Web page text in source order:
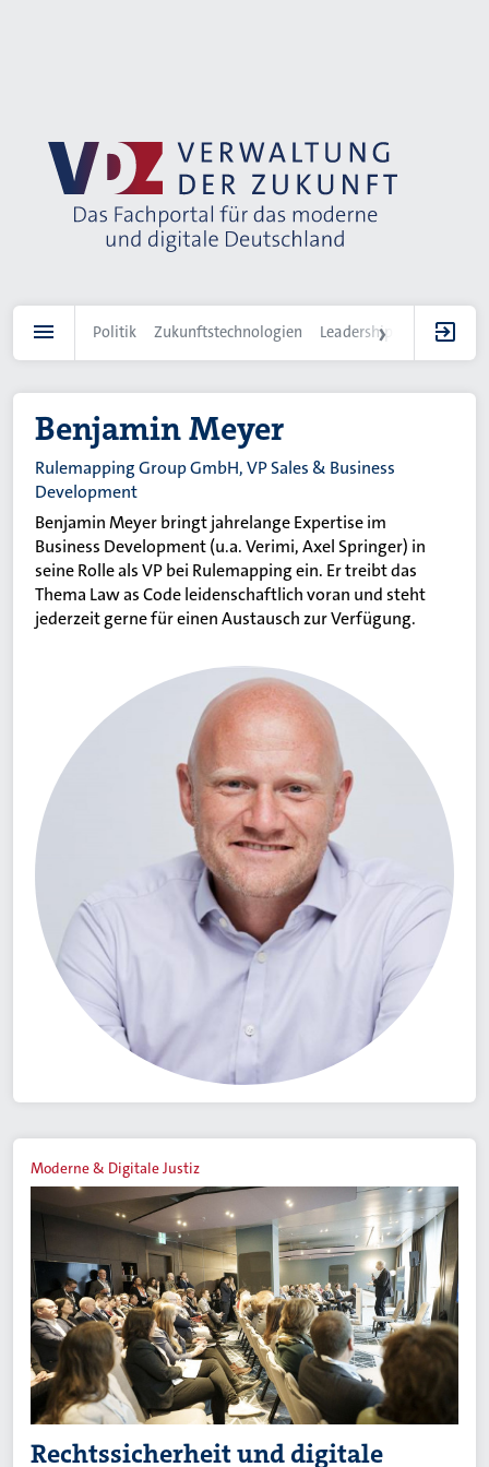
Politik Zukunftstechnologien Leadership IT-
Benjamin Meyer
Rulemapping Group GmbH, VP Sales & Business
Development
Benjamin Meyer bringt jahrelange Expertise im
Business Development (u.a. Verimi, Axel Springer) in
seine Rolle als VP bei Rulemapping ein. Er treibt das
Thema Law as Code leidenschaftlich voran und steht
jederzeit gerne für einen Austausch zur Verfügung.
Moderne & Digitale Justiz
Rechtssicherheit und digitale